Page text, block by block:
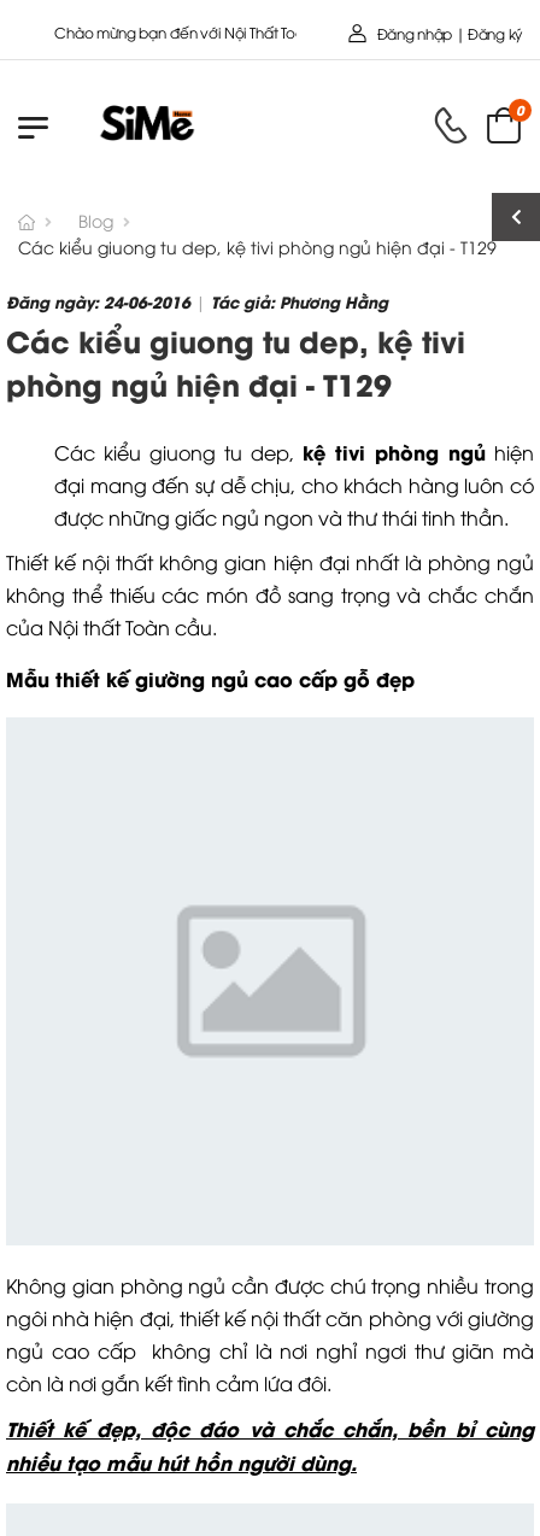
Chào mừng bạn đến với Nội Thất Toàn Cầu - Công ty cổ Phần SIMEHOME
Đăng nhập | Đăng ký
0
Blog
Các kiểu giuong tu dep, kệ tivi phòng ngủ hiện đại - T129
Đăng ngày: 24-06-2016| Tác giả: Phương Hằng
Các kiểu giuong tu dep, kệ tivi
phòng ngủ hiện đại - T129
Các kiểu giuong tu dep, kệ tivi phòng ngủ hiện
đại mang đến sự dễ chịu, cho khách hàng luôn có
được những giấc ngủ ngon và thư thái tinh thần.
Thiết kế nội thất không gian hiện đại nhất là phòng ngủ
không thể thiếu các món đồ sang trọng và chắc chắn
của Nội thất Toàn cầu.
Mẫu thiết kế giường ngủ cao cấp gỗ đẹp
Không gian phòng ngủ cần được chú trọng nhiều trong
ngôi nhà hiện đại, thiết kế nội thất căn phòng với giường
ngủ cao cấp không chỉ là nơi nghỉ ngơi thư giãn mà
còn là nơi gắn kết tình cảm lứa đôi.
Thiết kế đẹp, độc đáo và chắc chắn, bền bỉ cùng
nhiều tạo mẫu hút hồn người dùng.